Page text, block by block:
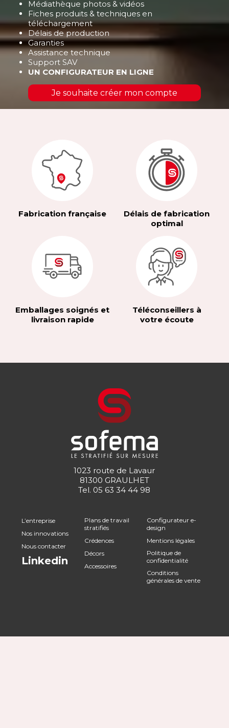
Médiathèque photos & vidéos
Fiches produits & techniques en
téléchargement
Délais de production
Garanties
Assistance technique
Support SAV
UN CONFIGURATEUR EN LIGNE
Je souhaite créer mon compte
Fabrication française
Délais de fabrication
optimal
Emballages soignés et
livraison rapide
Téléconseillers à
votre écoute
1023 route de Lavaur
81300 GRAULHET
Tel. 05 63 34 44 98
L’entreprise
Nos innovations
Nous contacter
Linkedin
Plans de travail
stratifiés
Crédences
Décors
Accessoires
Configurateur e-
design
Mentions légales
Politique de
confidentialité
Conditions
générales de vente